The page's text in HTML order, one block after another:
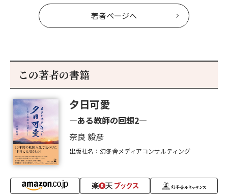
著者ページへ
この著者の書籍
夕日可愛
―ある教師の回想2―
奈良 毅彦
出版社名：幻冬舎メディアコンサルティング